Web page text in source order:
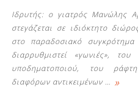
Ιδρυτής: ο γιατρός Μανώλης
στεγάζεται σε ιδιόκτητο
στο παραδοσιακό
διαρρυθμιστεί «γωνιές»,
υποδηματοποιού, του
διαφόρων αντικειμένων … »